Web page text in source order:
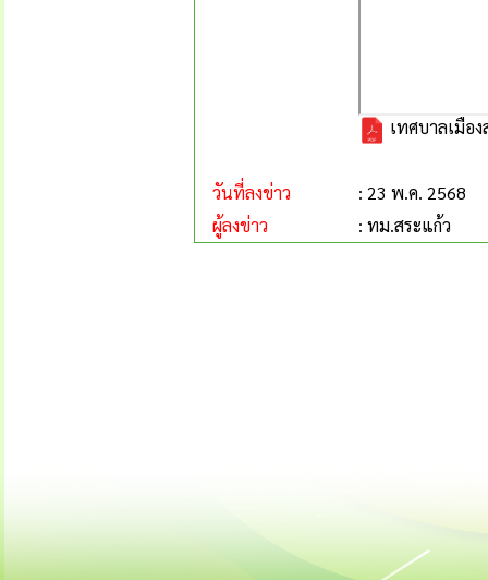
เทศบาลเมือ
วันที่ลงข่าว
: 23 พ.ค. 2568
ผู้ลงข่าว
: ทม.สระแก้ว